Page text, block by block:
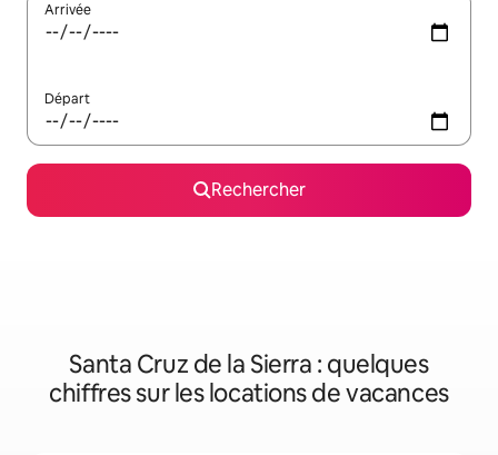
Arrivée
Départ
Rechercher
Santa Cruz de la Sierra : quelques
chiffres sur les locations de vacances